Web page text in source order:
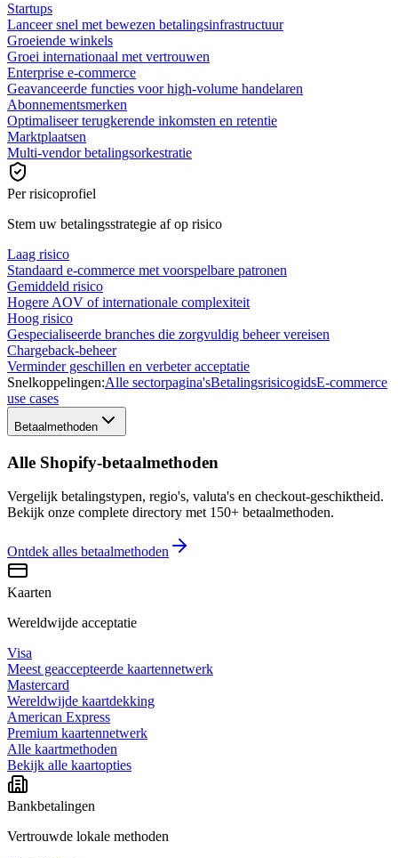
Startups
Lanceer snel met bewezen betalingsinfrastructuur
Groeiende winkels
Groei internationaal met vertrouwen
Enterprise e-commerce
Geavanceerde functies voor high-volume handelaren
Abonnementsmerken
Optimaliseer terugkerende inkomsten en retentie
Marktplaatsen
Multi-vendor betalingsorkestratie
Per risicoprofiel
Stem uw betalingsstrategie af op risico
Laag risico
Standaard e-commerce met voorspelbare patronen
Gemiddeld risico
Hogere AOV of internationale complexiteit
Hoog risico
Gespecialiseerde branches die zorgvuldig beheer vereisen
Chargeback-beheer
Verminder geschillen en verbeter acceptatie
Snelkoppelingen:Alle sectorpagina'sBetalingsrisicogidsE-commerce
use cases
Betaalmethoden
Alle Shopify-betaalmethoden
Vergelijk betalingstypen, regio's, valuta's en checkout-geschiktheid.
Bekijk onze complete directory met 150+ betaalmethoden.
Ontdek alles betaalmethoden
Kaarten
Wereldwijde acceptatie
Visa
Meest geaccepteerde kaartennetwerk
Mastercard
Wereldwijde kaartdekking
American Express
Premium kaartennetwerk
Alle kaartmethoden
Bekijk alle kaartopties
Bankbetalingen
Vertrouwde lokale methoden